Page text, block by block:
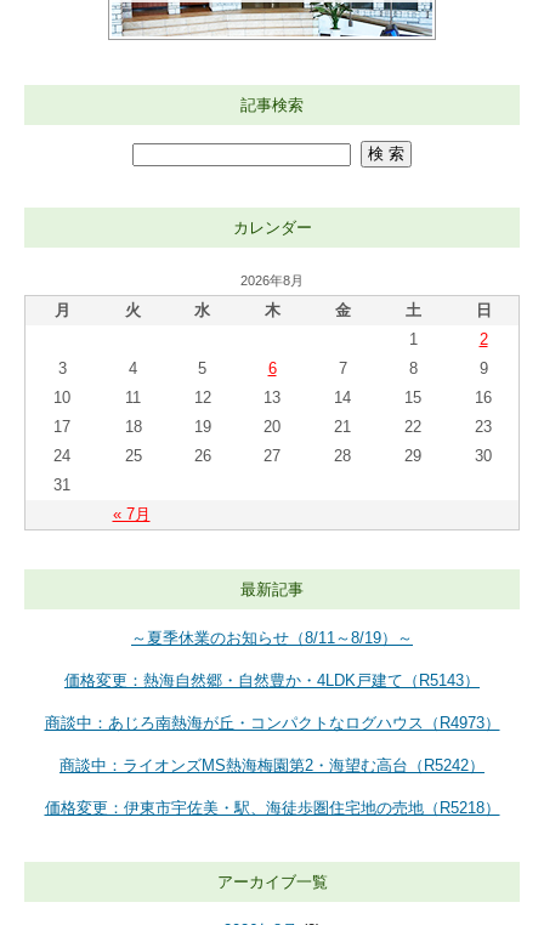
記事検索
カレンダー
2026年8月
月 火 水 木 金 土 日
« 7月
1
2
3
4 5 6 7 8
9
10
11 12 13 14 15
16
17
18 19 20 21 22
23
24
25 26 27 28 29
30
31
最新記事
～夏季休業のお知らせ（8/11～8/19）～
価格変更：熱海自然郷・自然豊か・4LDK戸建て（R5143）
商談中：あじろ南熱海が丘・コンパクトなログハウス（R4973）
商談中：ライオンズMS熱海梅園第2・海望む高台（R5242）
価格変更：伊東市宇佐美・駅、海徒歩圏住宅地の売地（R5218）
アーカイブ一覧